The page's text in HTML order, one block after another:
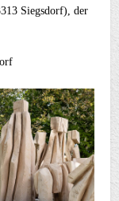
Siegsdorf), der